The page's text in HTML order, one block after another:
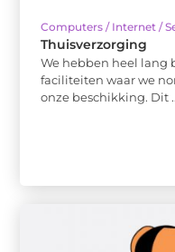
Computers / Internet /
Thuisverzorging
We hebben heel lang
faciliteiten waar we
onze beschikking. Dit